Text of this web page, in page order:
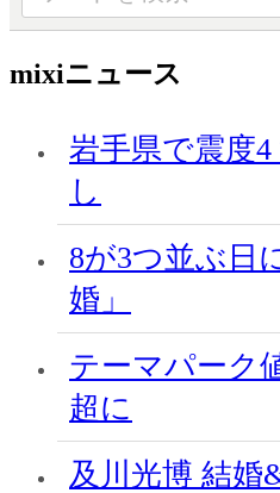
mixiニュース
岩手県で震度
し
8が3つ並ぶ日
婚」
テーマパーク
超に
及川光博 結婚